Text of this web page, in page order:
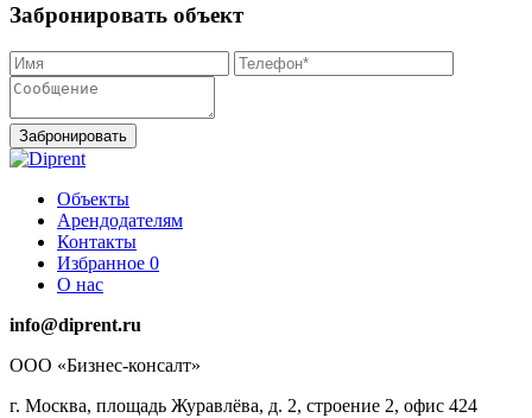
Забронировать объект
Объекты
Арендодателям
Контакты
Избранное 0
О нас
info@diprent.ru
ООО «Бизнес-консалт»
г. Москва, площадь Журавлёва, д. 2, строение 2, офис 424